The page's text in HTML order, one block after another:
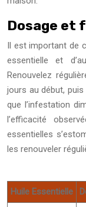
Dosage et
Il est important de
essentielle et
Renouvelez
jours au début,
que l’infestation
l’efficacité
essentielles
les renouveler
Huile Essentielle